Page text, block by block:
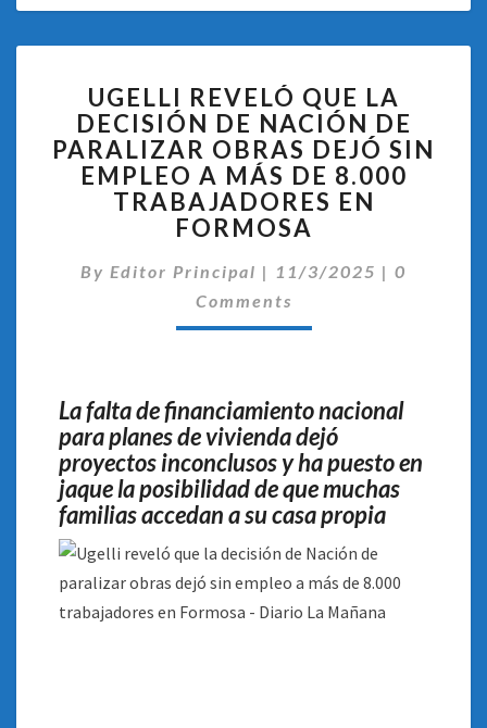
REVELÓ
QUE
LA
DECISIÓN
DE
NACIÓN
DE
PARALIZAR
DEJÓ
SIN
MÁS
DE
8.000
TRABAJADORES
EN
FORMOSA
UGELLI REVELÓ QUE LA
DECISIÓN DE NACIÓN DE
PARALIZAR OBRAS DEJÓ SIN
EMPLEO A MÁS DE 8.000
TRABAJADORES EN
FORMOSA
By Editor Principal | 11/3/2025 | 0
Comments
La falta de financiamiento nacional
para planes de vivienda dejó
proyectos inconclusos y ha puesto en
jaque la posibilidad de que muchas
familias accedan a su casa propia